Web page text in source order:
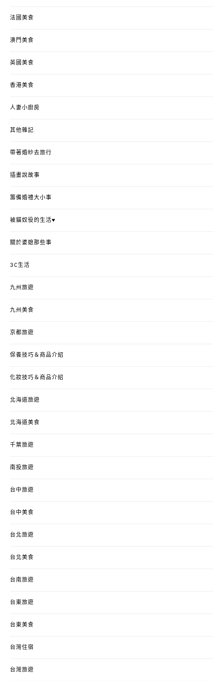
法國美食
澳門美食
英國美食
香港美食
人妻小廚房
其他雜記
帶著婚紗去旅行
插畫說故事
籌備婚禮大小事
被貓奴役的生活♥
關於婆媳那些事
3C生活
九州旅遊
九州美食
京都旅遊
保養技巧＆商品介紹
化妝技巧＆商品介紹
北海道旅遊
北海道美食
千葉旅遊
南投旅遊
台中旅遊
台中美食
台北旅遊
台北美食
台南旅遊
台東旅遊
台東美食
台灣住宿
台灣旅遊